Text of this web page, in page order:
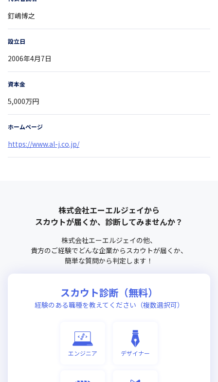
釘嶋博之
設立日
2006年4月7日
資本金
5,000万円
ホームページ
https://www.al-j.co.jp/
株式会社エーエルジェイから
スカウトが届くか、診断してみませんか？
株式会社エーエルジェイの他、
貴方のご経験でどんな企業からスカウトが届くか、
簡単な質問から判定します！
スカウト診断（無料）
経験のある職種を教えてください（複数選択可）
エンジニア デザイナー